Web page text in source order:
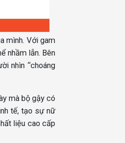
mình. Với gam
nhầm lẫn. Bên
nhìn “choáng
mà bộ gậy có
tế, tạo sự nữ
liệu cao cấp